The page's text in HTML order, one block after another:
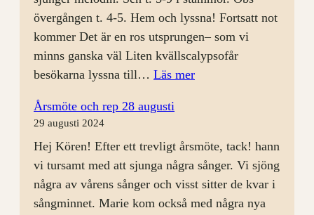
övergången t. 4-5. Hem och lyssna! Fortsatt not
kommer Det är en ros utsprungen– som vi
minns ganska väl Liten kvällscalypsofår
besökarna lyssna till… Läs mer:
Öppet
Hus
Årsmöte och rep 28 augusti
29 augusti 2024
Hej Kören! Efter ett trevligt årsmöte, tack! hann
vi tursamt med att sjunga några sånger. Vi sjöng
några av vårens sånger och visst sitter de kvar i
sångminnet. Marie kom också med några nya